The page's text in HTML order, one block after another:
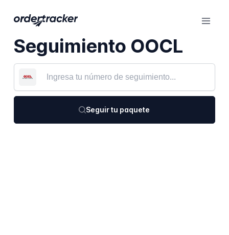
Seguimiento OOCL
Seguir tu paquete